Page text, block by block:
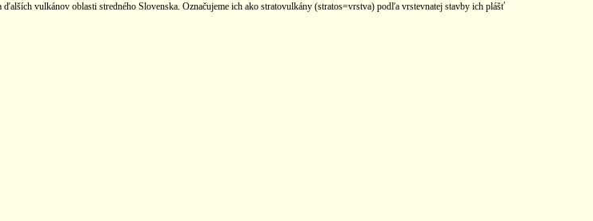
vulkánov oblasti stredného Slovenska. Označujeme ich ako stratovulkány (stratos=vrstva) podľa vrstevnatej stavby ich plášť